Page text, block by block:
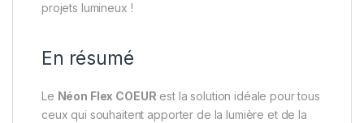
projets lumineux !
En résumé
Le Néon Flex COEUR est la solution idéale pour tous
ceux qui souhaitent apporter de la lumière et de la